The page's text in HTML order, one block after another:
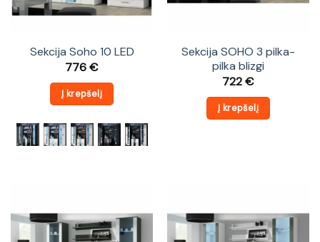
Sekcija Soho 10 LED
776€
Į krepšelį
Sekcija SOHO 3 pilka-
pilka blizgi
722€
Į krepšelį